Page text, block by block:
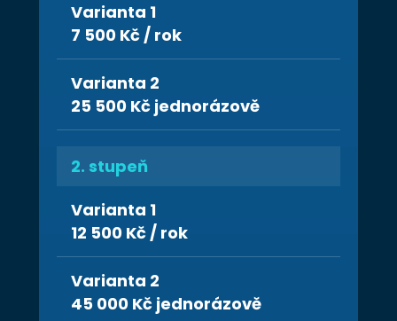
Varianta 1
7 500 Kč / rok
Varianta 2
25 500 Kč jednorázově
2. stupeň
Varianta 1
12 500 Kč / rok
Varianta 2
45 000 Kč jednorázově